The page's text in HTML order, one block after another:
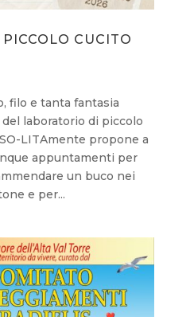
CUCITO
filo e tanta fantasia
laboratorio di piccolo
LITAmente propone a
appuntamenti per
un buco nei
e per...